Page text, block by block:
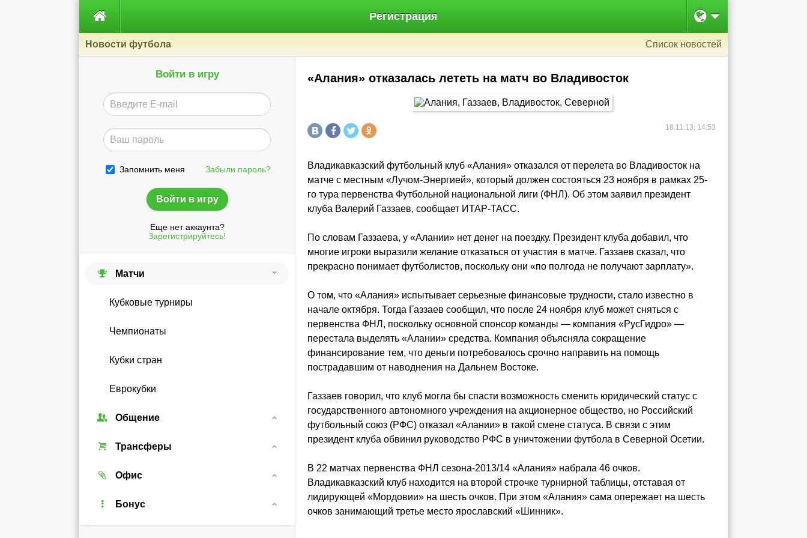
 Регистрация
Новости футбола Список новостей
Войти в игру
Запомнить меня Забыли пароль?
Еще нет аккаунта?
Зарегистрируйтесь!
Матчи
Кубковые турниры
Чемпионаты
Кубки стран
Еврокубки
Общение
Союзы
Форум
Чат
Трансферы
Трансферный рынок
Реальные игроки
Офис
Легенды
Бонус
«Алания» отказалась лететь на матч во Владивосток
18.11.13, 14:53
Владикавказский футбольный клуб «Алания» отказался от перелета во Владивосток на
матче с местным «Лучом-Энергией», который должен состояться 23 ноября в рамках 25-
го тура первенства Футбольной национальной лиги (ФНЛ). Об этом заявил президент
клуба Валерий Газзаев, сообщает ИТАР-ТАСС.
По словам Газзаева, у «Алании» нет денег на поездку. Президент клуба добавил, что
многие игроки выразили желание отказаться от участия в матче. Газзаев сказал, что
прекрасно понимает футболистов, поскольку они «по полгода не получают зарплату».
О том, что «Алания» испытывает серьезные финансовые трудности, стало известно в
начале октября. Тогда Газзаев сообщил, что после 24 ноября клуб может сняться с
первенства ФНЛ, поскольку основной спонсор команды — компания «РусГидро» —
перестала выделять «Алании» средства. Компания объясняла сокращение
финансирование тем, что деньги потребовалось срочно направить на помощь
пострадавшим от наводнения на Дальнем Востоке.
Газзаев говорил, что клуб могла бы спасти возможность сменить юридический статус с
государственного автономного учреждения на акционерное общество, но Российский
футбольный союз (РФС) отказал «Алании» в такой смене статуса. В связи с этим
президент клуба обвинил руководство РФС в уничтожении футбола в Северной Осетии.
В 22 матчах первенства ФНЛ сезона-2013/14 «Алания» набрала 46 очков.
Владикавказский клуб находится на второй строчке турнирной таблицы, отставая от
лидирующей «Мордовии» на шесть очков. При этом «Алания» сама опережает на шесть
очков занимающий третье место ярославский «Шинник».